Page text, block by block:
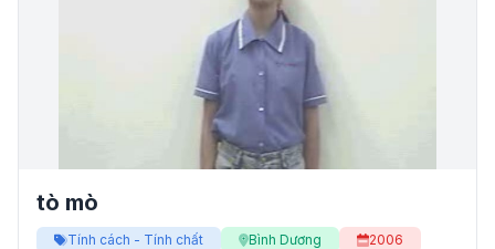
tò mò
Tính cách - Tính chất Bình Dương 2006